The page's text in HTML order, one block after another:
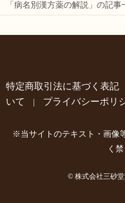
「病名別漢方薬の解説」の記事
特定商取引法に基づく表記
いて
プライバシーポリ
※当サイトのテキスト・画像
く
© 株式会社三砂堂